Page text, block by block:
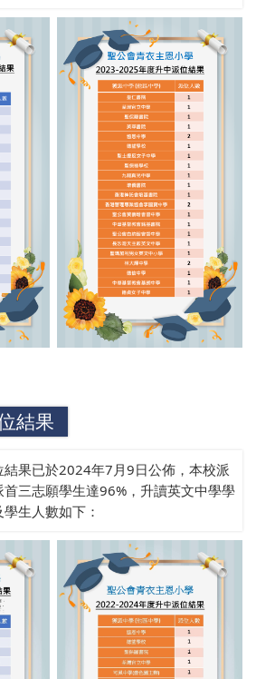
結果
果已於2024年7月9日公佈，本校派
三志願學生達96%，升讀英文中學學
生人數如下：